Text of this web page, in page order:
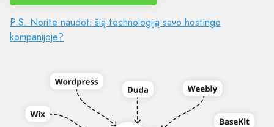
P.S. Norite naudoti šią technologiją savo hostingo
kompanijoje?